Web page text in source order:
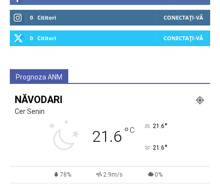
0 Cititori CONECTAȚI-VĂ
0 Cititori CONECTAȚI-VĂ
Prognoza ANM
NĂVODARI
Cer Senin
21.6 °C 21.6°
21.6°
78% 2.9m/s 0%